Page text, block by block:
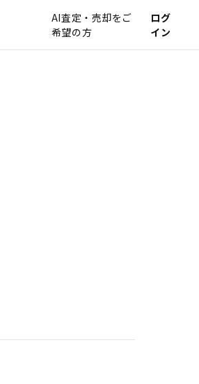
AI査定・売却をご
希望の方
ログ
イン